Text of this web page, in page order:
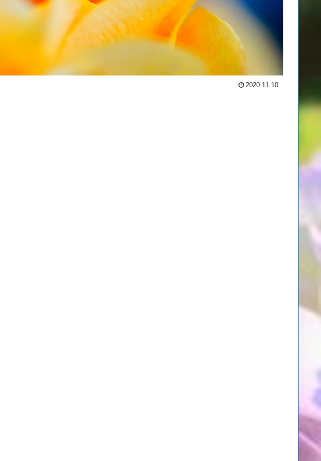
2020.11.10